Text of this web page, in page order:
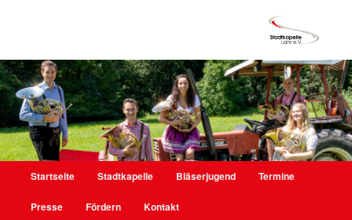
Hauptmenü
Zum
primären
Zum
sekundären
Startseite Stadtkapelle Bläserjugend Termine
Presse Fördern Kontakt